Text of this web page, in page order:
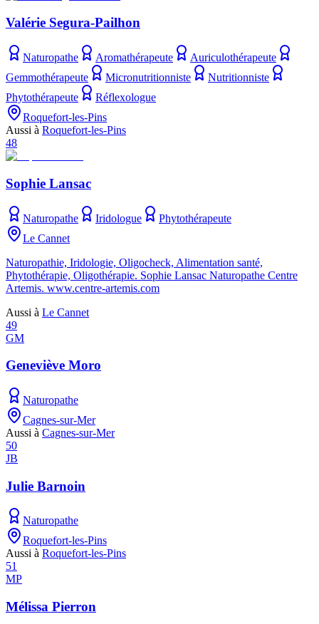
Valérie Segura-Pailhon
Naturopathe Aromathérapeute
Auriculothérapeute
Gemmothérapeute
Micronutritionniste
Nutritionniste
Phytothérapeute
Réflexologue
Roquefort-les-Pins
Aussi à Roquefort-les-Pins
48
Sophie Lansac
Naturopathe Iridologue
Phytothérapeute
Le Cannet
Naturopathie, Iridologie, Oligocheck, Alimentation santé,
Phytothérapie, Oligothérapie. Sophie Lansac Naturopathe Centre
Artemis. www.centre-artemis.com
Aussi à Le Cannet
49
GM
Geneviève Moro
Naturopathe
Cagnes-sur-Mer
Aussi à Cagnes-sur-Mer
50
JB
Julie Barnoin
Naturopathe
Roquefort-les-Pins
Aussi à Roquefort-les-Pins
51
MP
Mélissa Pierron